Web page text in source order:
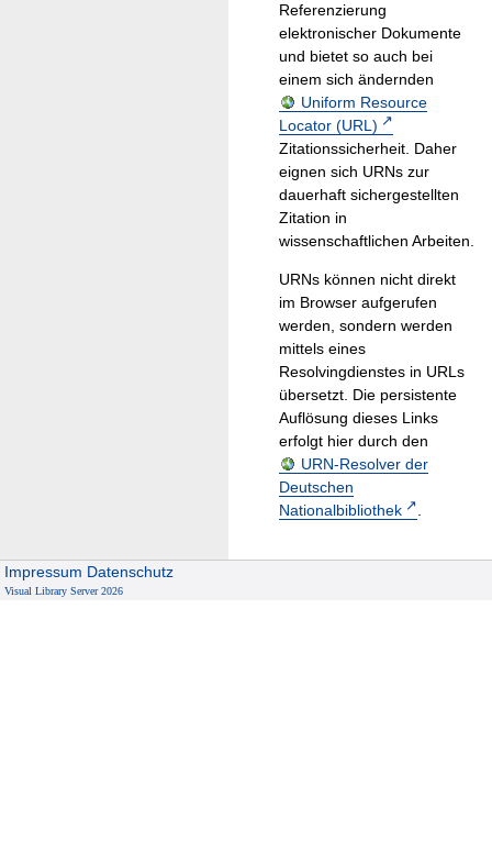
Referenzierung
elektronischer Dokumente
und bietet so auch bei
einem sich ändernden
Uniform Resource
Locator (URL)
Zitationssicherheit. Daher
eignen sich URNs zur
dauerhaft sichergestellten
Zitation in
wissenschaftlichen Arbeiten.
URNs können nicht direkt
im Browser aufgerufen
werden, sondern werden
mittels eines
Resolvingdienstes in URLs
übersetzt. Die persistente
Auflösung dieses Links
erfolgt hier durch den
URN-Resolver der
Deutschen
Nationalbibliothek
.
Impressum Datenschutz
Visual Library Server 2026